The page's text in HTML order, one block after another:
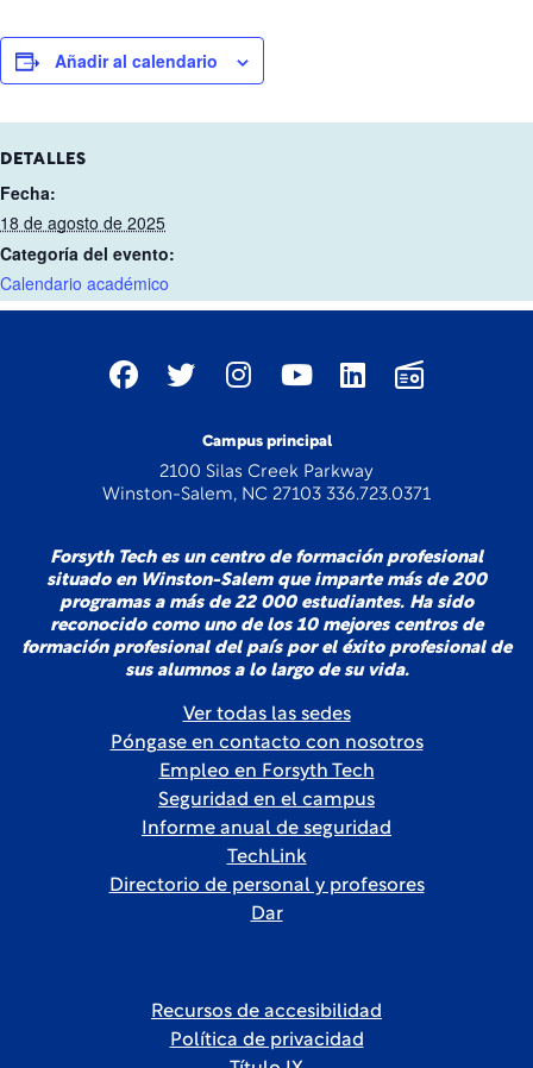
Añadir al calendario
DETALLES
Fecha:
18 de agosto de 2025
Categoría del evento:
Calendario académico
Campus principal
2100 Silas Creek Parkway
Winston-Salem, NC 27103 336.723.0371
Forsyth Tech es un centro de formación profesional
situado en Winston-Salem que imparte más de 200
programas a más de 22 000 estudiantes. Ha sido
reconocido como uno de los 10 mejores centros de
formación profesional del país por el éxito profesional de
sus alumnos a lo largo de su vida.
Ver todas las sedes
Póngase en contacto con nosotros
Empleo en Forsyth Tech
Seguridad en el campus
Informe anual de seguridad
TechLink
Directorio de personal y profesores
Dar
Recursos de accesibilidad
Política de privacidad